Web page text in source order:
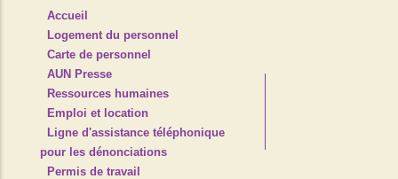
HEADER
NAVIGATION
Accueil
Logement du personnel
Carte de personnel
AUN Presse
Ressources humaines
Emploi et location
Ligne d'assistance téléphonique
pour les dénonciations
Permis de travail